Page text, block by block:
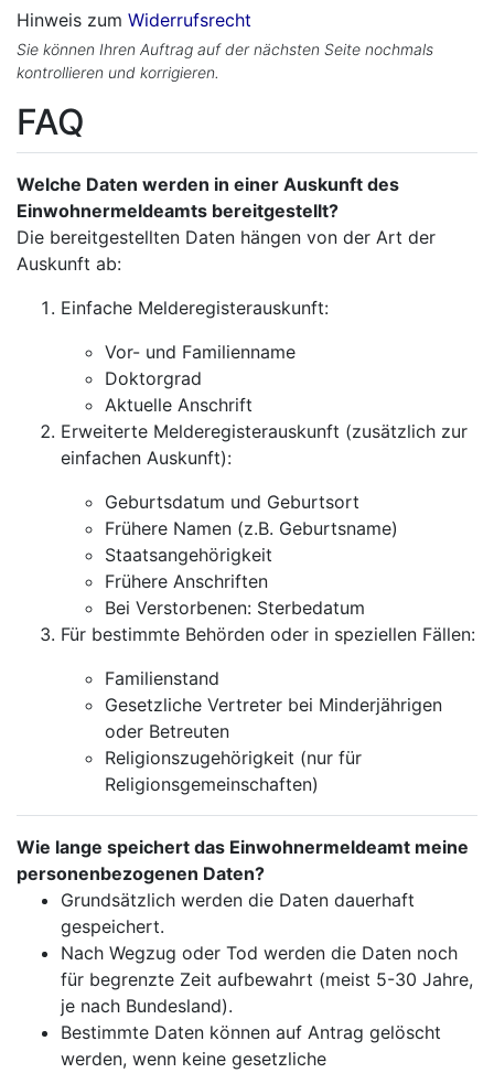
Hinweis zum Widerrufsrecht
Sie können Ihren Auftrag auf der nächsten Seite nochmals
kontrollieren und korrigieren.
FAQ
Welche Daten werden in einer Auskunft des
Einwohnermeldeamts bereitgestellt?
Die bereitgestellten Daten hängen von der Art der
Auskunft ab:
Einfache Melderegisterauskunft:
Vor- und Familienname
Doktorgrad
Aktuelle Anschrift
Erweiterte Melderegisterauskunft (zusätzlich zur
einfachen Auskunft):
Geburtsdatum und Geburtsort
Frühere Namen (z.B. Geburtsname)
Staatsangehörigkeit
Frühere Anschriften
Bei Verstorbenen: Sterbedatum
Für bestimmte Behörden oder in speziellen Fällen:
Familienstand
Gesetzliche Vertreter bei Minderjährigen
oder Betreuten
Religionszugehörigkeit (nur für
Religionsgemeinschaften)
Wie lange speichert das Einwohnermeldeamt meine
personenbezogenen Daten?
Grundsätzlich werden die Daten dauerhaft
gespeichert.
Nach Wegzug oder Tod werden die Daten noch
für begrenzte Zeit aufbewahrt (meist 5-30 Jahre,
je nach Bundesland).
Bestimmte Daten können auf Antrag gelöscht
werden, wenn keine gesetzliche